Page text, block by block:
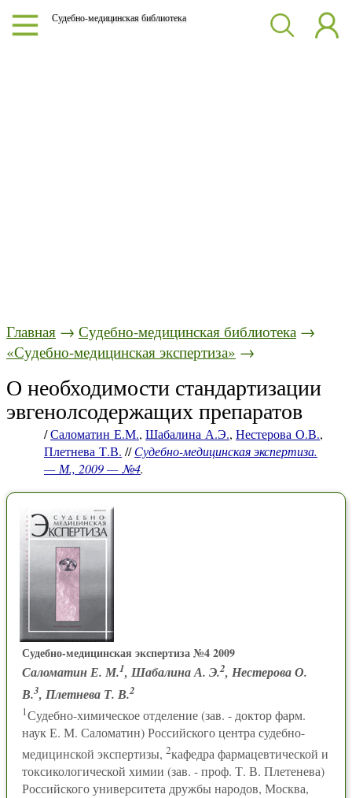
Судебно-медицинская библиотека
Главная → Судебно-медицинская библиотека →
«Судебно-медицинская экспертиза» →
О необходимости стандартизации
эвгенолсодержащих препаратов
/Саломатин Е.М., Шабалина А.Э., Нестерова О.В.,
Плетнева Т.В. //Судебно-медицинская экспертиза.
— М., 2009 — №4.
Судебно-медицинская экспертиза №4 2009
Саломатин Е. М.1, Шабалина А. Э.2, Нестерова О.
В.3, Плетнева Т. В.2
1Судебно-химическое отделение (зав. - доктор фарм.
наук Е. М. Саломатин) Российского центра судебно-
медицинской экспертизы, 2кафедра фармацевтической и
токсикологической химии (зав. - проф. Т. В. Плетенева)
Российского университета дружбы народов, Москва,